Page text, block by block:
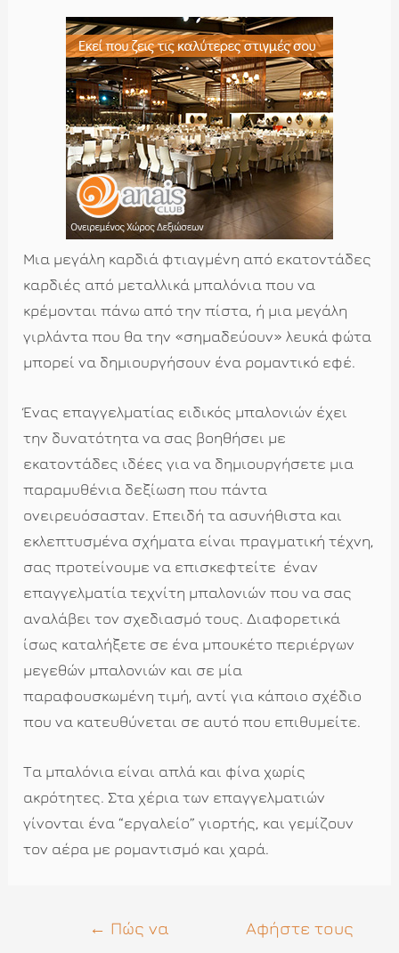
Μια μεγάλη καρδιά φτιαγμένη από εκατοντάδες
καρδιές από μεταλλικά μπαλόνια που να
κρέμονται πάνω από την πίστα, ή μια μεγάλη
γιρλάντα που θα την «σημαδεύουν» λευκά φώτα
μπορεί να δημιουργήσουν ένα ρομαντικό εφέ.
Ένας επαγγελματίας ειδικός μπαλονιών έχει
την δυνατότητα να σας βοηθήσει με
εκατοντάδες ιδέες για να δημιουργήσετε μια
παραμυθένια δεξίωση που πάντα
ονειρευόσασταν. Επειδή τα ασυνήθιστα και
εκλεπτυσμένα σχήματα είναι πραγματική τέχνη,
σας προτείνουμε να επισκεφτείτε έναν
επαγγελματία τεχνίτη μπαλονιών που να σας
αναλάβει τον σχεδιασμό τους. Διαφορετικά
ίσως καταλήξετε σε ένα μπουκέτο περιέργων
μεγεθών μπαλονιών και σε μία
παραφουσκωμένη τιμή, αντί για κάποιο σχέδιο
που να κατευθύνεται σε αυτό που επιθυμείτε.
Τα μπαλόνια είναι απλά και φίνα χωρίς
ακρότητες. Στα χέρια των επαγγελματιών
γίνονται ένα “εργαλείο” γιορτής, και γεμίζουν
τον αέρα με ρομαντισμό και χαρά.
Πλοήγηση
← Πώς να Αφήστε τους